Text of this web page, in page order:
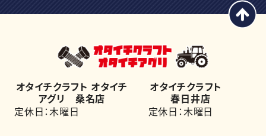
オタイチクラフト オタイチ
アグリ 桑名店
定休日：木曜日
オタイチクラフト
春日井店
定休日：木曜日